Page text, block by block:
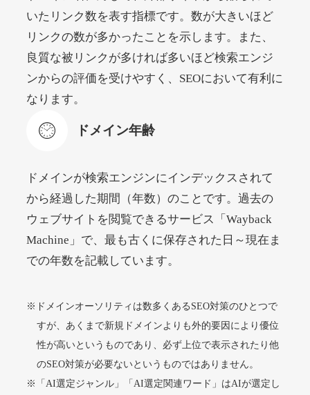
beamie.jp
ジャンルエンターテイメント
DA 52 外部リンク数
4,200円
詳細を見る
themusicnotebook.com
DA52 392
alprostadil-br.info
ジャンルその他
いたリンク数を表す指標です。数が大きいほど
リンクの数が多かったことを示します。また、
良質な被リンクが多ければ多いほど検索エンジ
ンからの評価を受けやすく、SEOにおいて有利に
なります。
ドメイン年齢
ドメインが検索エンジンにインデックスされて
から経過した期間（年数）のことです。過去の
ウェブサイトを閲覧できるサービス「Wayback
Machine」で、最も古くに保存された日～現在ま
での年数を記載しています。
※ドメインオーソリティは数多くあるSEO対策のひとつで
すが、あくまで新規ドメインよりも外的要因により優位
性が高いというものであり、必ず上位で表示されたり他
のSEO対策が必要ないというものではありません。
※「AI選定ジャンル」「AI選定関連ワード」はAIが選定し